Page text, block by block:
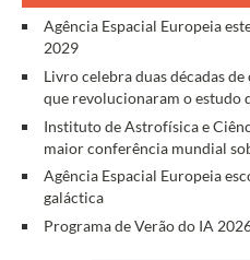
Agência Espacial Europeia
2029
Livro celebra duas décadas
que revolucionaram o estudo
Instituto de Astrofísica e
maior conferência mundial
Agência Espacial Europeia
galáctica
Programa de Verão do IA